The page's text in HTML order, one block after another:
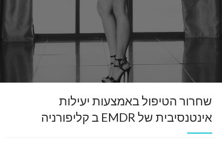
שחרור הטיפול באמצעות יעילות
אינטנסיבית של EMDR ב קליפורניה